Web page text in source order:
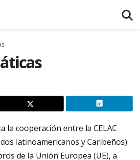
la cooperación entre la CELAC
latinoamericanos y Caribeños)
de la Unión Europea (UE), a